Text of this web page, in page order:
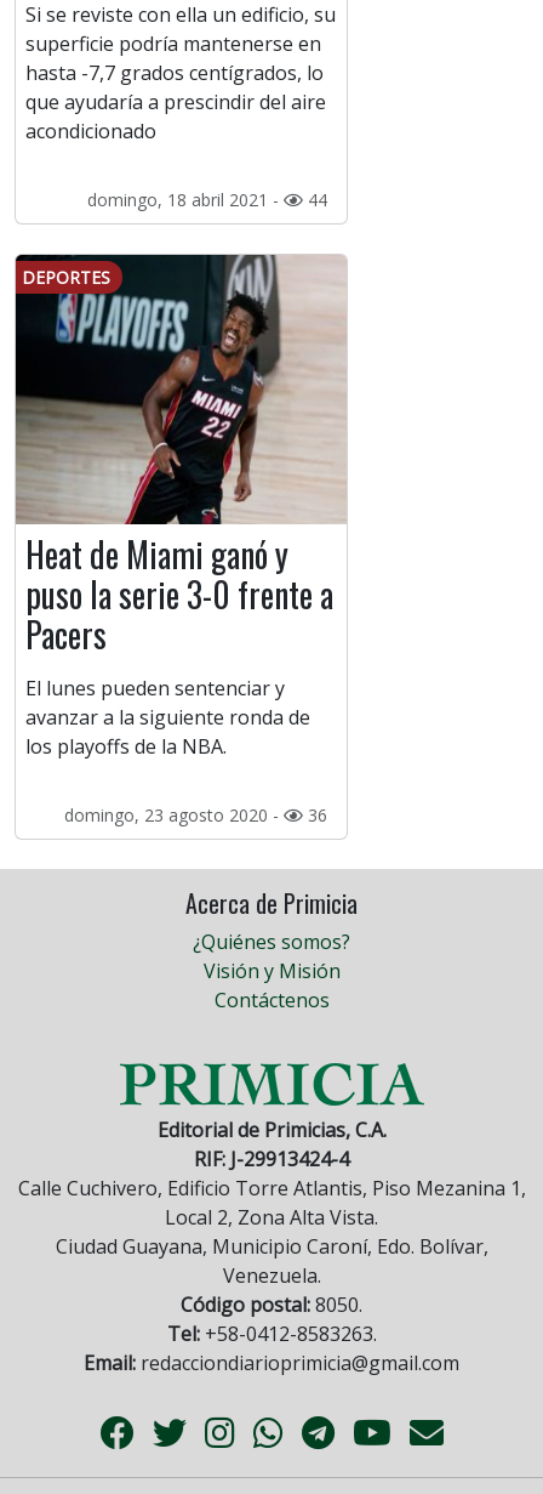
Si se reviste con ella un edificio, su
superficie podría mantenerse en
hasta -7,7 grados centígrados, lo
que ayudaría a prescindir del aire
acondicionado
domingo, 18 abril 2021 - 44
DEPORTES
Heat de Miami ganó y
puso la serie 3-0 frente a
Pacers
El lunes pueden sentenciar y
avanzar a la siguiente ronda de
los playoffs de la NBA.
domingo, 23 agosto 2020 - 36
Acerca de Primicia
¿Quiénes somos?
Visión y Misión
Contáctenos
Editorial de Primicias, C.A.
RIF: J-29913424-4
Calle Cuchivero, Edificio Torre Atlantis, Piso Mezanina 1,
Local 2, Zona Alta Vista.
Ciudad Guayana, Municipio Caroní, Edo. Bolívar,
Venezuela.
Código postal:8050.
Tel:+58-0412-8583263.
Email: redacciondiarioprimicia@gmail.com